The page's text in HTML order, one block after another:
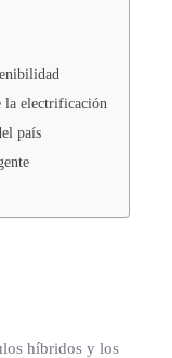
la electrificación
país
híbridos y los